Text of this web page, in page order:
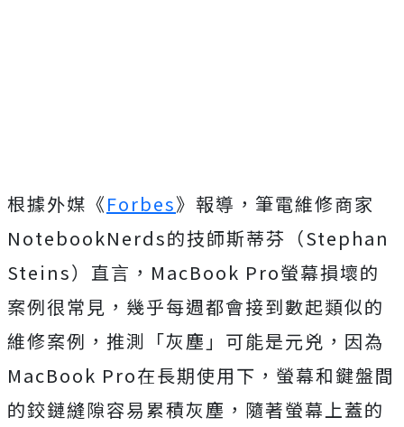
根據外媒《Forbes》報導，筆電維修商家
NotebookNerds的技師斯蒂芬（Stephan
Steins）直言，MacBook Pro螢幕損壞的
案例很常見，幾乎每週都會接到數起類似的
維修案例，推測「灰塵」可能是元兇，因為
MacBook Pro在長期使用下，螢幕和鍵盤間
的鉸鏈縫隙容易累積灰塵，隨著螢幕上蓋的